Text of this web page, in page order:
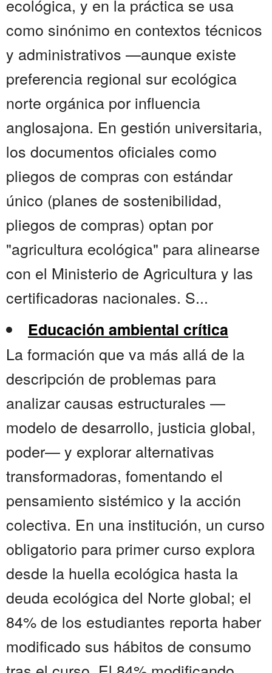
ecológica, y en la práctica se usa
como sinónimo en contextos técnicos
y administrativos —aunque existe
preferencia regional sur ecológica
norte orgánica por influencia
anglosajona. En gestión universitaria,
los documentos oficiales como
pliegos de compras con estándar
único (planes de sostenibilidad,
pliegos de compras) optan por
"agricultura ecológica" para alinearse
con el Ministerio de Agricultura y las
certificadoras nacionales. S...
Educación ambiental crítica
La formación que va más allá de la
descripción de problemas para
analizar causas estructurales —
modelo de desarrollo, justicia global,
poder— y explorar alternativas
transformadoras, fomentando el
pensamiento sistémico y la acción
colectiva. En una institución, un curso
obligatorio para primer curso explora
desde la huella ecológica hasta la
deuda ecológica del Norte global; el
84% de los estudiantes reporta haber
modificado sus hábitos de consumo